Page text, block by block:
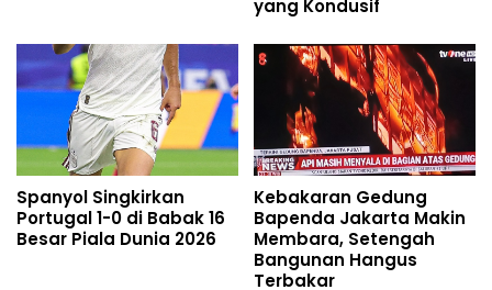
yang Kondusif
Spanyol Singkirkan
Portugal 1-0 di Babak 16
Besar Piala Dunia 2026
Kebakaran Gedung
Bapenda Jakarta Makin
Membara, Setengah
Bangunan Hangus
Terbakar